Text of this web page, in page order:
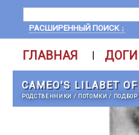
РАСШИРЕННЫЙ ПОИСК ↓
ГЛАВНАЯ |
CAMEO'S LILABET
РОДСТВЕННИКИ / ПОТОМКИ/